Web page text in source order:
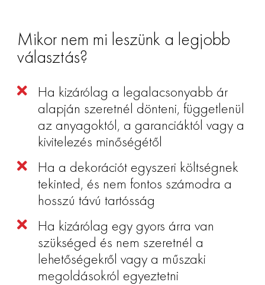
Mikor nem mi leszünk a legjobb
választás?
Ha kizárólag a legalacsonyabb ár
alapján szeretnél dönteni, függetlenül
az anyagoktól, a garanciáktól vagy a
kivitelezés minőségétől
Ha a dekorációt egyszeri költségnek
tekinted, és nem fontos számodra a
hosszú távú tartósság
Ha kizárólag egy gyors árra van
szükséged és nem szeretnél a
lehetőségekről vagy a műszaki
megoldásokról egyeztetni